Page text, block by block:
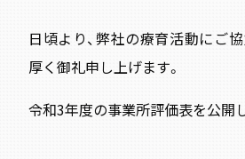
日頃より、弊社の療育活動にご
厚く御礼申し上げます。
令和3年度の事業所評価表を公開